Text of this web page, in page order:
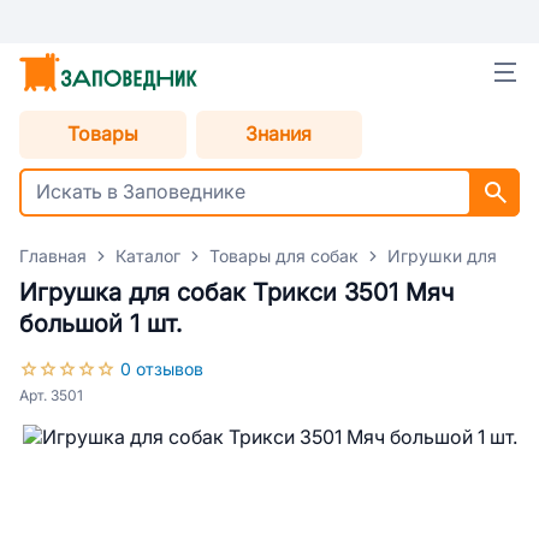
Товары Знания
Главная Каталог Товары для собак Игрушки для
Игрушка для собак Трикси 3501 Мяч
большой 1 шт.
0 отзывов
Арт. 3501